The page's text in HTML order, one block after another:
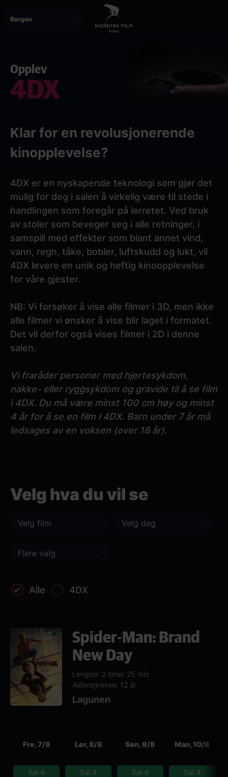
Opplev
4DX
Klar for en revolusjonerende
kinopplevelse?
4DX er en nyskapende teknologi som gjør det
mulig for deg i salen å virkelig være til stede i
handlingen som foregår på lerretet. Ved bruk
av stoler som beveger seg i alle retninger, i
samspill med effekter som blant annet vind,
vann, regn, tåke, bobler, luftskudd og lukt, vil
4DX levere en unik og heftig kinoopplevelse
for våre gjester.
NB: Vi forsøker å vise alle filmer i 3D, men ikke
alle filmer vi ønsker å vise blir laget i formatet.
Det vil derfor også vises filmer i 2D i denne
salen.
Vi fraråder personer med hjertesykdom,
nakke- eller ryggsykdom og gravide til å se film
i 4DX. Du må være minst 100 cm høy og minst
4 år for å se en film i 4DX. Barn under 7 år må
ledsages av en voksen (over 18 år).
Velg hva du vil se
Alle 4DX
Spider-Man: Brand
New Day
Lengde: 2 timer 25 min
Aldersgrense: 12 år
Lagunen
Fre, 7/8
Sal 4
Lør, 8/8
Sal 4
Søn, 9/8
Sal 4
Man, 10/8
Sal 4